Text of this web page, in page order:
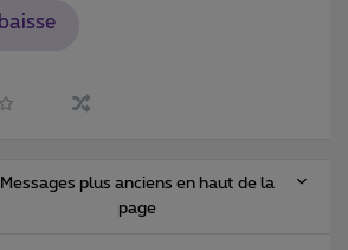
baisse
Messages plus anciens en haut de la
page